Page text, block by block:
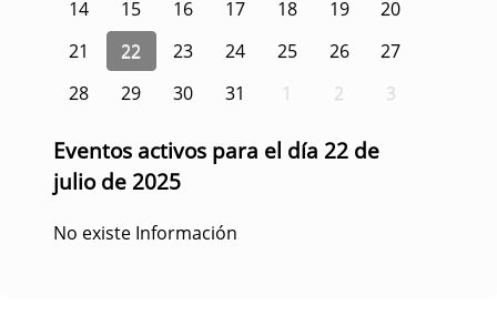
14
15 16 17 18 19
20
21
22 23 24 25 26
27
28
29 30 31 1 2 3
Eventos activos para el día 22 de
julio de 2025
No existe Información